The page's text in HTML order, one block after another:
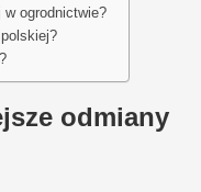
ogrodnictwie?
odmiany